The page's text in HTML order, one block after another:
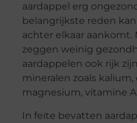
aardappel erg
belangrijkste reden
achter elkaar aankomt.
zeggen weinig
aardappelen ook rijk
mineralen zoals kalium,
magnesium, vitamine
In feite bevatten